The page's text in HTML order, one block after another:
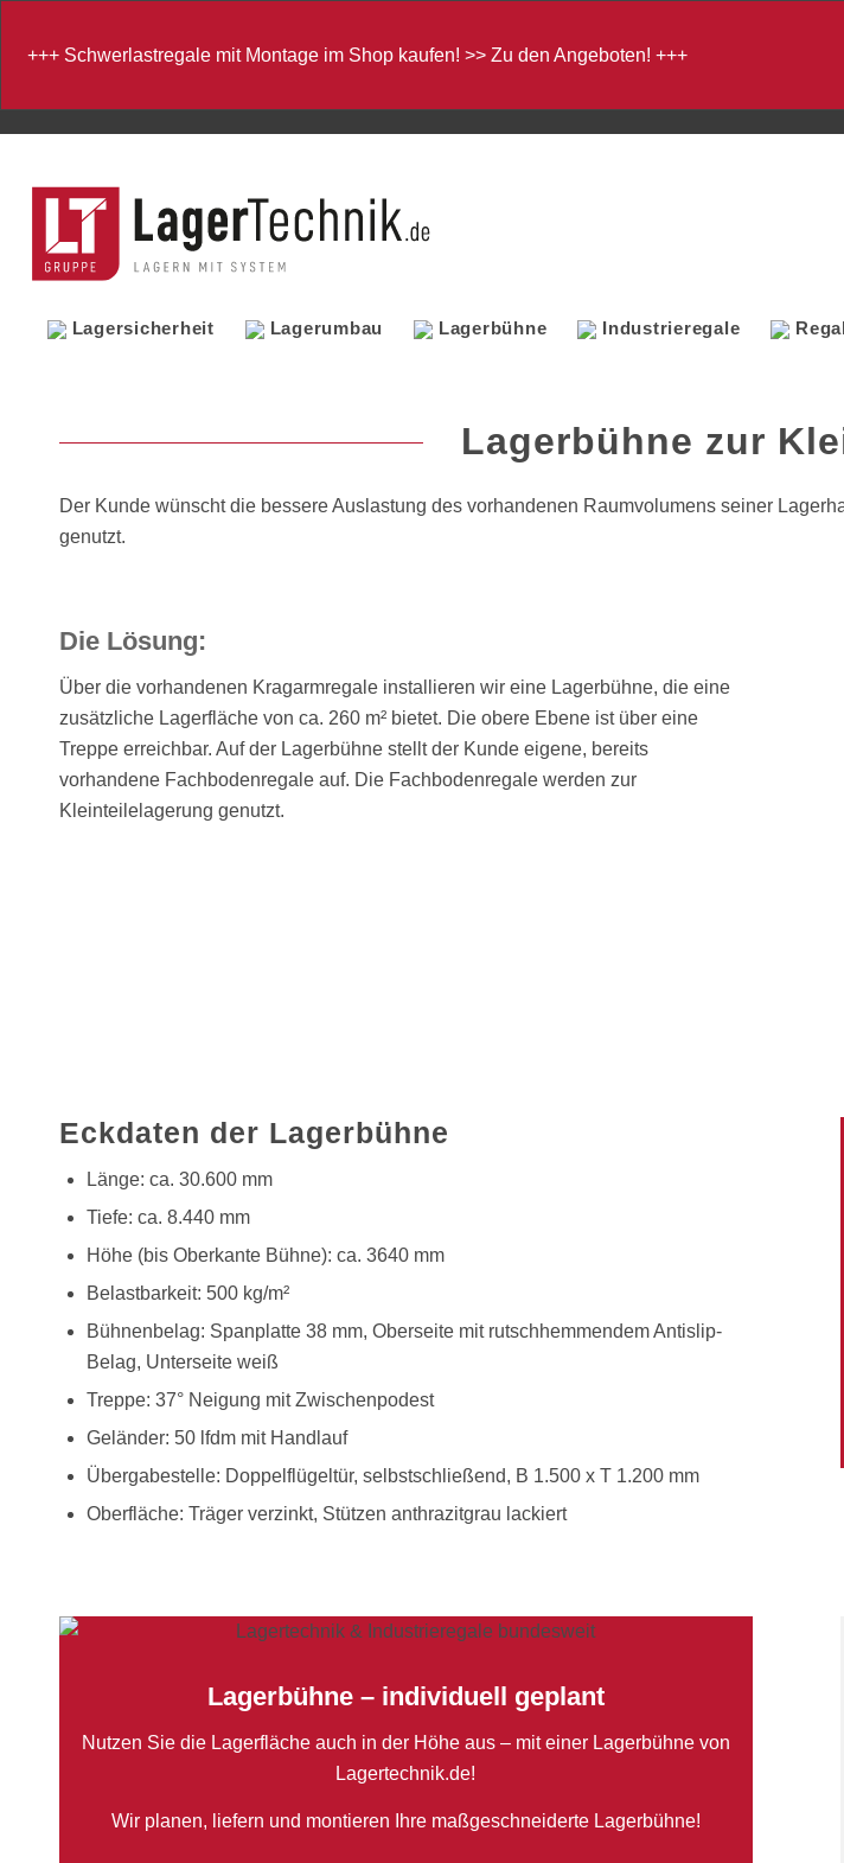
+++ Schwerlastregale mit Montage im Shop kaufen! >> Zu den Angeboten! +++
Lagersicherheit Lagerumbau Lagerbühne Industrieregale
Lagerbühne zur
Der Kunde wünscht die bessere Auslastung des vorhandenen Raumvolumens seiner
genutzt.
Die Lösung:
Über die vorhandenen Kragarmregale installieren wir eine Lagerbühne, die eine
zusätzliche Lagerfläche von ca. 260 m² bietet. Die obere Ebene ist über eine
Treppe erreichbar. Auf der Lagerbühne stellt der Kunde eigene, bereits
vorhandene Fachbodenregale auf. Die Fachbodenregale werden zur
Kleinteilelagerung genutzt.
Eckdaten der Lagerbühne
Länge: ca. 30.600 mm
Tiefe: ca. 8.440 mm
Höhe (bis Oberkante Bühne): ca. 3640 mm
Belastbarkeit: 500 kg/m²
Bühnenbelag: Spanplatte 38 mm, Oberseite mit rutschhemmendem Antislip-
Belag, Unterseite weiß
Treppe: 37° Neigung mit Zwischenpodest
Geländer: 50 lfdm mit Handlauf
Übergabestelle: Doppelflügeltür, selbstschließend, B 1.500 x T 1.200 mm
Oberfläche: Träger verzinkt, Stützen anthrazitgrau lackiert
Lagerbühne – individuell geplant
Nutzen Sie die Lagerfläche auch in der Höhe aus – mit einer Lagerbühne von
Lagertechnik.de!
Wir planen, liefern und montieren Ihre maßgeschneiderte Lagerbühne!